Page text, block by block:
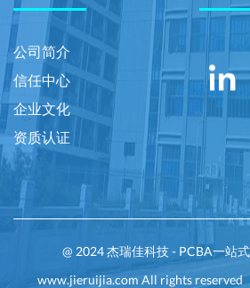
公司简介
信任中心
企业文化
资质认证
@ 2024 杰瑞佳科技 - PCBA一站
www.jieruijia.com All rights